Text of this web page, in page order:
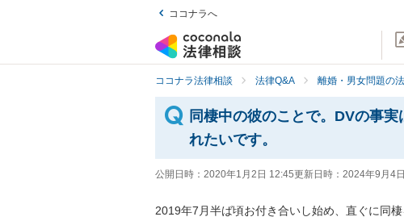
ココナラへ
ココナラ法律相談 法律Q&A 離婚・男女問題の
同棲中の彼のことで。DVの事
れたいです。
公開日時： 2020年1月2日 12:45更新日時： 2024年9月4
2019年7月半ば頃お付き合いし始め、直ぐに同